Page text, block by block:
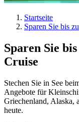
Startseite
Sparen Sie bis
Sparen Sie
Cruise
Stechen Sie in See
Angebote für
Griechenland, Alaska,
heute.